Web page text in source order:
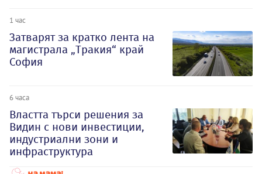
1 час
Затварят за кратко лента на
магистрала „Тракия“ край
София
6 часа
Властта търси решения за
Видин с нови инвестиции,
индустриални зони и
инфраструктура